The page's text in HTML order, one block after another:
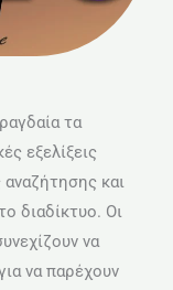
τα
εξελίξεις
και
διαδίκτυο. Οι
να
να παρέχουν